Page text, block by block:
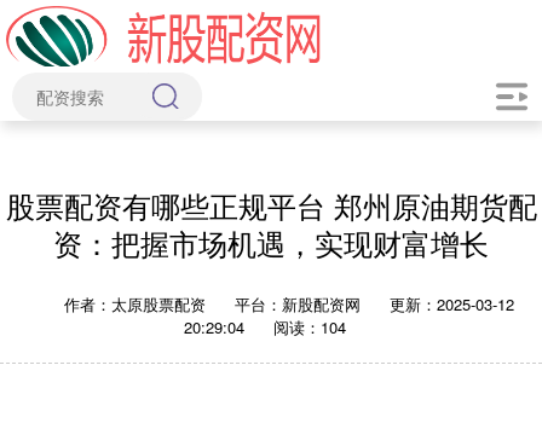
股票配资有哪些正规平台 郑州原油期货配
资：把握市场机遇，实现财富增长
作者：太原股票配资 平台：新股配资网
更新：2025-03-12
20:29:04
阅读：104